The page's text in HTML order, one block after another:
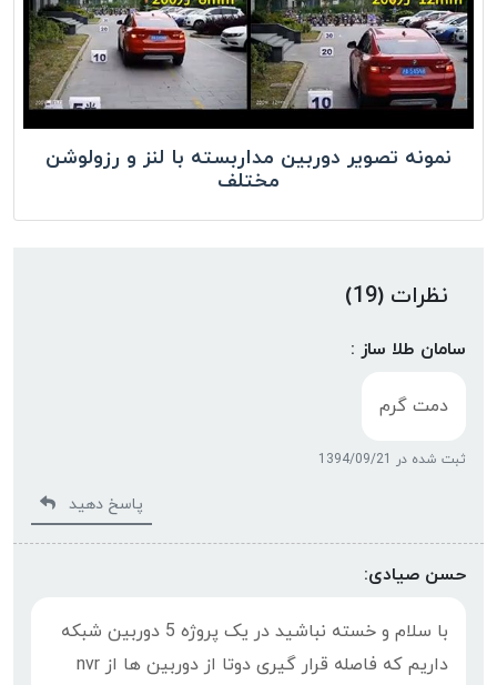
نمونه تصویر دوربین مداربسته با لنز و رزولوشن
مختلف
نظرات (19)
سامان طلا ساز :
دمت گرم
ثبت شده در 1394/09/21
پاسخ دهید
حسن صیادی:
با سلام و خسته نباشید در یک پروژه 5 دوربین شبکه
داریم که فاصله قرار گیری دوتا از دوربین ها از nvr